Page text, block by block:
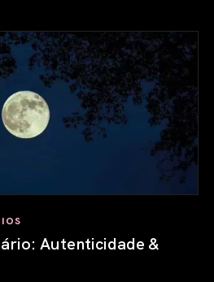
Autenticidade &